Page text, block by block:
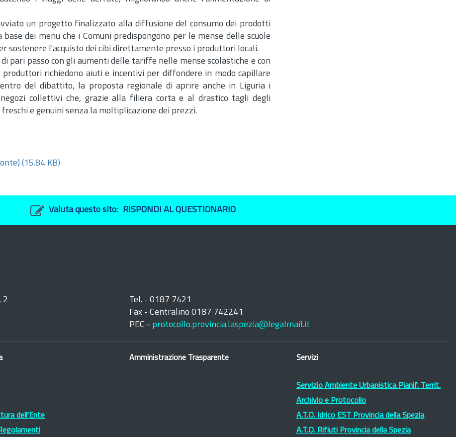
un progetto finalizzato alla diffusione del consumo dei prodotti
dei menu che i Comuni predispongono per le mense delle scuole
sostenere l'acquisto dei cibi direttamente presso i produttori locali.
pari passo con gli aumenti delle tariffe nelle mense scolastiche e con
richiedono aiuti e incentivi per diffondere in modo capillare
del dibattito, la proposta regionale di aprire anche in Liguria i
collettivi che, grazie alla filiera corta e al drastico tagli degli
e genuini senza la moltiplicazione dei prezzi.
(15.84 KB)
Valuta questo sito: RISPONDI AL QUESTIONARIO
2
Tel. - 0187 7421
Fax - Centralino 0187 742241
PEC - protocollo.provincia.laspezia@legalmail.it
dell'Ente
Amministrazione Trasparente Servizi
Servizio Ambiente Urbanistica Pianif. Territ.
Archivio e Protocollo
A.T.O. Idrico EST Provincia della Spezia
A.T.O. Rifiuti Provincia della Spezia